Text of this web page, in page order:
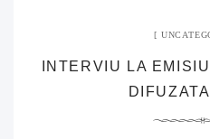
INTERVIU LA